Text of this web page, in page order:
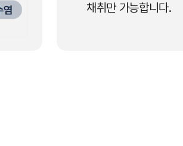
채취만 가능합니다.